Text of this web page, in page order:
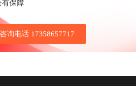
有保障
咨询电话 17358657717